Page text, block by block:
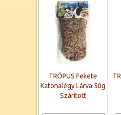
TRÓPUS Fekete
Katonalégy Lárva 50g
Szárított